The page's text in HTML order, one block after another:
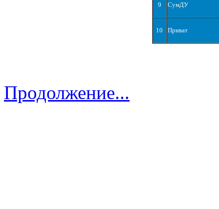
9 СумДУ
10 Приват
Продолжение...